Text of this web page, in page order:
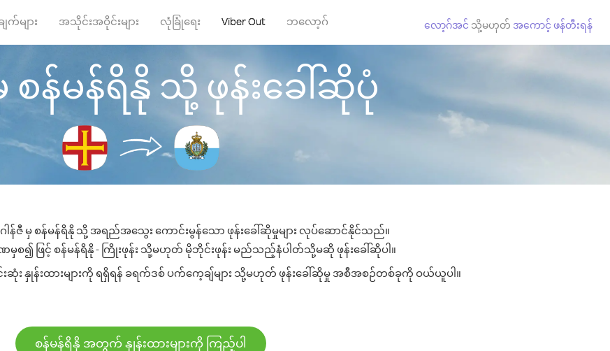
က်များ အသိုင်းအဝိုင်းများ လုံခြုံရေး Viber Out ဘလော့ဂ် လော့ဂ်အင် သို့မဟုတ် အကောင့် ဖန်တီးရန်
စန်မန်ရိနို သို့ ဖုန်းခေါ်ဆိုပုံ
ါန်ဇီ မှ စန်မန်ရိနို သို့ အရည်အသွေး ကောင်းမွန်သော ဖုန်းခေါ်ဆိုမှုများ လုပ်ဆောင်နိုင်သည်။
မှစ၍ ဖြင့် စန်မန်ရိနို - ကြိုးဖုန်း သို့မဟုတ် မိုဘိုင်းဖုန်း မည်သည့်နံပါတ်သို့မဆို ဖုန်းခေါ်ဆိုပါ။
း နှုန်းထားများကို ရရှိရန် ခရက်ဒစ် ပက်ကေ့ချ်များ သို့မဟုတ် ဖုန်းခေါ်ဆိုမှု အစီအစဉ်တစ်ခုကို ဝယ်ယူပါ။
စန်မန်ရိနို အတွက် နှုန်းထားများကို ကြည့်ပါ